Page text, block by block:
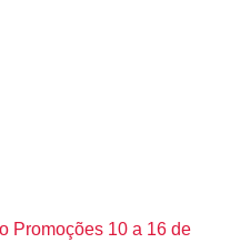
Promoções 10 a 16 de